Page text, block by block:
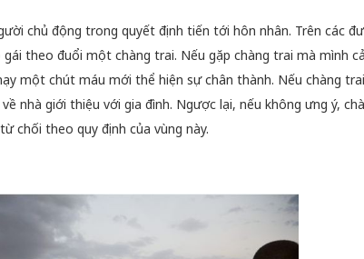
chủ động trong quyết định tiến tới hôn nhân. Trên các
theo đuổi một chàng trai. Nếu gặp chàng trai mà mình
một chút máu mới thể hiện sự chân thành. Nếu chàng
nhà giới thiệu với gia đình. Ngược lại, nếu không ưng ý,
chối theo quy định của vùng này.